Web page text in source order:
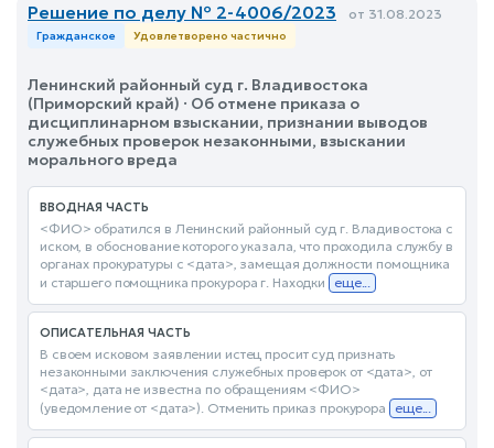
Решение по делу № 2-4006/2023 от 31.08.2023
Гражданское Удовлетворено частично
Ленинский районный суд г. Владивостока
(Приморский край) · Об отмене приказа о
дисциплинарном взыскании, признании выводов
служебных проверок незаконными, взыскании
морального вреда
ВВОДНАЯ ЧАСТЬ
<ФИО> обратился в Ленинский районный суд г. Владивостока с
иском, в обоснование которого указала, что проходила службу в
органах прокуратуры с <дата>, замещая должности помощника
и старшего помощника прокурора г. Находки
еще...
ОПИСАТЕЛЬНАЯ ЧАСТЬ
В своем исковом заявлении истец просит суд признать
незаконными заключения служебных проверок от <дата>, от
<дата>, дата не известна по обращениям <ФИО>
(уведомление от <дата>). Отменить приказ прокурора
еще...